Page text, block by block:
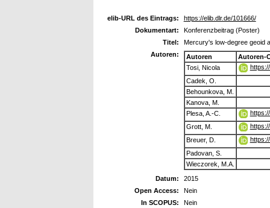
elib-URL des Eintrags:
https://elib.dlr.de/101666/
Dokumentart:
Konferenzbeitrag (Poster)
Titel:
Mercury's low-degree geoid
Autoren:
Autoren
Autoren-
Tosi, Nicola
Cadek, O.
Behounkova, M.
Kanova, M.
Plesa, A.-C.
Grott, M.
Breuer, D.
Padovan, S.
Wieczorek, M.A.
Datum:
2015
Open Access:
Nein
In SCOPUS:
Nein